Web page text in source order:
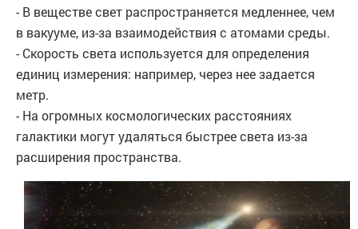
- В веществе свет распространяется медленнее, чем
в вакууме, из-за взаимодействия с атомами среды.
- Скорость света используется для определения
единиц измерения: например, через нее задается
метр.
- На огромных космологических расстояниях
галактики могут удаляться быстрее света из-за
расширения пространства.